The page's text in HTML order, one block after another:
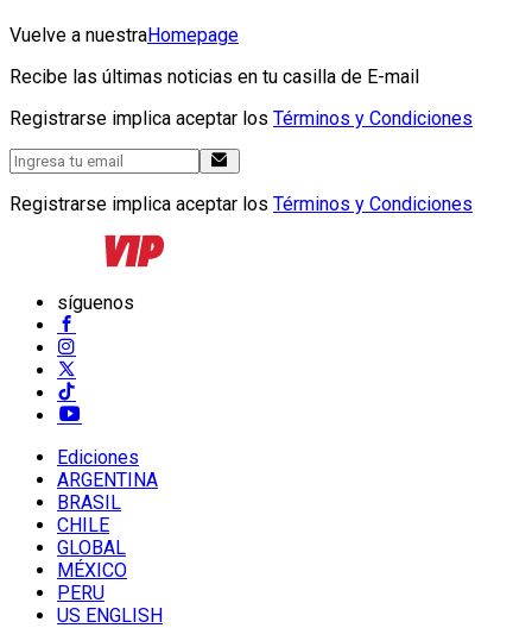
Vuelve a nuestraHomepage
Recibe las últimas noticias en tu casilla de E-mail
Registrarse implica aceptar los Términos y Condiciones
Registrarse implica aceptar los Términos y Condiciones
síguenos
Ediciones
ARGENTINA
BRASIL
CHILE
GLOBAL
MÉXICO
PERU
US ENGLISH